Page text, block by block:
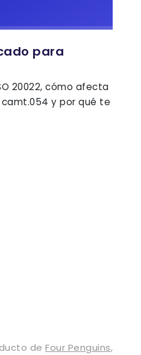
para
20022, cómo afecta
camt.054 y por qué te
de Four Penguins,